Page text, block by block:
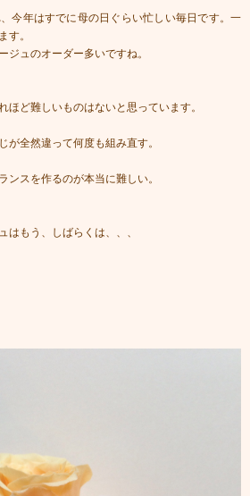
今年はすでに母の日ぐらい忙しい毎日です。一
す。
ジュのオーダー多いですね。
ほど難しいものはないと思っています。
が全然違って何度も組み直す。
ンスを作るのが本当に難しい。
はもう、しばらくは、、、